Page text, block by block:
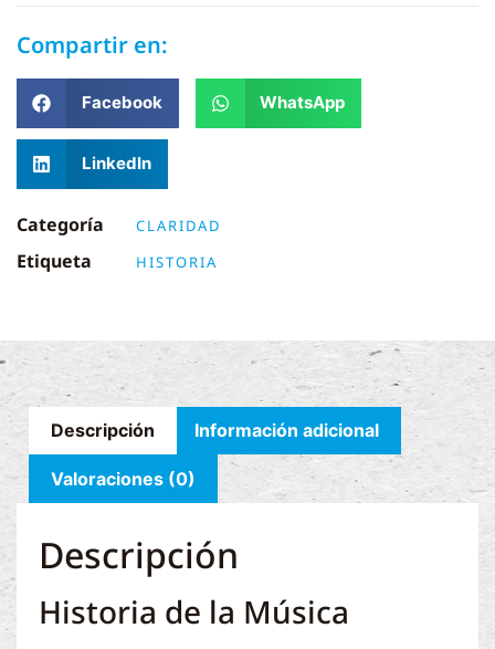
Compartir en:
Facebook WhatsApp
LinkedIn
Categoría CLARIDAD
Etiqueta HISTORIA
Descripción Información adicional
Valoraciones (0)
Descripción
Historia de la Música